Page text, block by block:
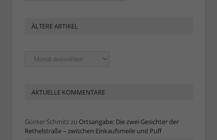
ÄLTERE ARTIKEL
Ältere
Artikel
AKTUELLE KOMMENTARE
Günter Schmitzzu Ortsangabe: Die zwei Gesichter der
Rethelstraße – zwischen Einkaufsmeile und Puff